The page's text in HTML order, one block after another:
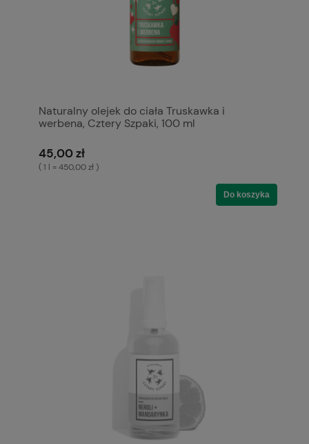
Naturalny olejek do ciała Truskawka i
werbena, Cztery Szpaki, 100 ml
45,00 zł
( 1 l = 450,00 zł )
Do koszyka